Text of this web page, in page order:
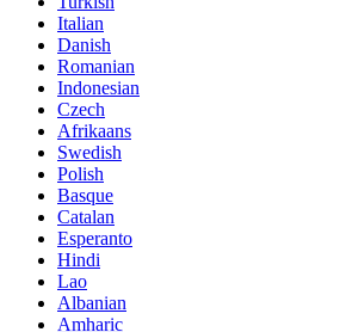
Italian
Danish
Romanian
Indonesian
Czech
Afrikaans
Swedish
Polish
Basque
Catalan
Esperanto
Hindi
Lao
Albanian
Amharic